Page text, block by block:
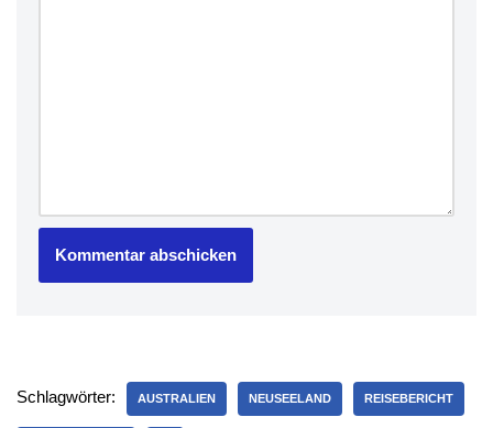
Schlagwörter: AUSTRALIEN NEUSEELAND REISEBERICHT